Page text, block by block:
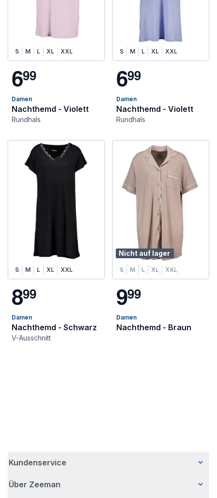
S M L XL XXL
699
Damen
Nachthemd - Violett
Rundhals
S M L XL XXL
699
Damen
Nachthemd - Violett
Rundhals
S M L XL XXL
899
Damen
Nachthemd - Schwarz
V-Ausschnitt
Nicht auf lager
S M L XL XXL
999
Damen
Nachthemd - Braun
Kundenservice
Häufig gestellte Fragen
Über Zeeman